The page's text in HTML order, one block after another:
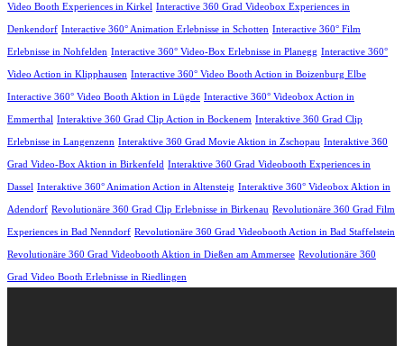
Video Booth Experiences in Kirkel Interactive 360 Grad Videobox Experiences in
Denkendorf Interactive 360° Animation Erlebnisse in Schotten Interactive 360° Film
Erlebnisse in Nohfelden Interactive 360° Video-Box Erlebnisse in Planegg Interactive 360°
Video Action in Klipphausen Interactive 360° Video Booth Action in Boizenburg Elbe
Interactive 360° Video Booth Aktion in Lügde Interactive 360° Videobox Action in
Emmerthal Interaktive 360 Grad Clip Action in Bockenem Interaktive 360 Grad Clip
Erlebnisse in Langenzenn Interaktive 360 Grad Movie Aktion in Zschopau Interaktive 360
Grad Video-Box Aktion in Birkenfeld Interaktive 360 Grad Videobooth Experiences in
Dassel Interaktive 360° Animation Action in Altensteig Interaktive 360° Videobox Aktion in
Adendorf Revolutionäre 360 Grad Clip Erlebnisse in Birkenau Revolutionäre 360 Grad Film
Experiences in Bad Nenndorf Revolutionäre 360 Grad Videobooth Action in Bad Staffelstein
Revolutionäre 360 Grad Videobooth Aktion in Dießen am Ammersee Revolutionäre 360
Grad Video Booth Erlebnisse in Riedlingen